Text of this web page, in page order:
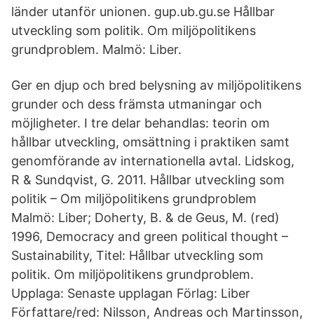
länder utanför unionen. gup.ub.gu.se Hållbar
utveckling som politik. Om miljöpolitikens
grundproblem. Malmö: Liber.
Ger en djup och bred belysning av miljöpolitikens
grunder och dess främsta utmaningar och
möjligheter. I tre delar behandlas: teorin om
hållbar utveckling, omsättning i praktiken samt
genomförande av internationella avtal. Lidskog,
R & Sundqvist, G. 2011. Hållbar utveckling som
politik – Om miljöpolitikens grundproblem
Malmö: Liber; Doherty, B. & de Geus, M. (red)
1996, Democracy and green political thought –
Sustainability, Titel: Hållbar utveckling som
politik. Om miljöpolitikens grundproblem.
Upplaga: Senaste upplagan Förlag: Liber
Författare/red: Nilsson, Andreas och Martinsson,